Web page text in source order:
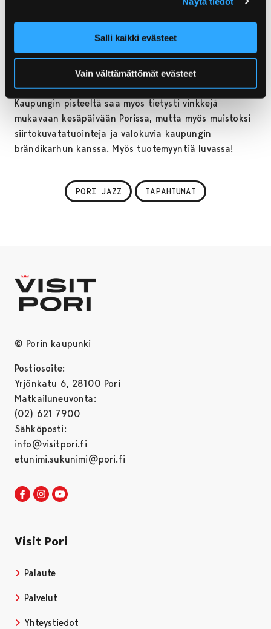
Salli kaikki evästeet
Vain välttämättömät evästeet
kesätaiteilijat tekevät lapsille kasvomaalauksia kello
alaköysiradan sekä testauttavat kanootteja ja
fatbikejä lammen rannassa kello 10–15.
Kaupungin pisteeltä saa myös tietysti vinkkejä
mukavaan kesäpäivään Porissa, mutta myös muistoksi
siirtokuvatatuointeja ja valokuvia kaupungin
brändikarhun kanssa. Myös tuotemyyntiä luvassa!
PORI JAZZ TAPAHTUMAT
© Porin kaupunki
Postiosoite:
Yrjönkatu 6, 28100 Pori
Matkailuneuvonta:
(02) 621 7900
Sähköposti:
info@visitpori.fi
etunimi.sukunimi@pori.fi
Visit Pori Facebookissa
Avautuu uudessa välilehdessä
Visit Pori Instagrammissa
Avautuu uudessa välilehdessä
Visit Pori
Palaute
Palvelut
Yhteystiedot